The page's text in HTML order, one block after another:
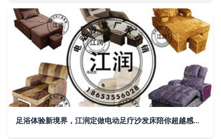
足浴体验新境界，江润定做电动足疗沙发床陪你超越感官极限